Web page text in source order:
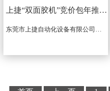
上捷“双面胶机”竞价包年推广上线啦
东莞市上捷自动化设备有限公司竞价包年推广，主词：双面胶机，贴双面胶机，自动贴双面胶机，全自动贴双面胶机，自动贴胶机，全自动贴胶机...